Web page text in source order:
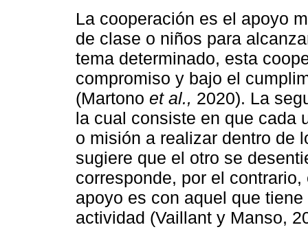
La cooperación es el apoyo
de clase o niños para
tema determinado, esta
compromiso y bajo el
(Martono et al., 2020). La
la cual consiste en que cada
o misión a realizar dentro de
sugiere que el otro se
corresponde, por el
apoyo es con aquel que
actividad (Vaillant y Manso,